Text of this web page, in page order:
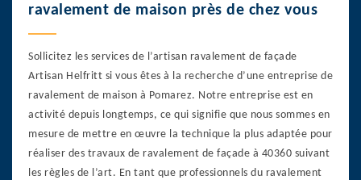
ravalement de maison près de chez vous
Sollicitez les services de l’artisan ravalement de façade
Artisan Helfritt si vous êtes à la recherche d’une entreprise de
ravalement de maison à Pomarez. Notre entreprise est en
activité depuis longtemps, ce qui signifie que nous sommes en
mesure de mettre en œuvre la technique la plus adaptée pour
réaliser des travaux de ravalement de façade à 40360 suivant
les règles de l’art. En tant que professionnels du ravalement